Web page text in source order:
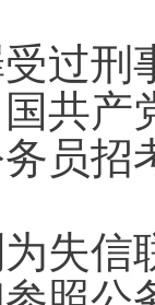
受过
国共
务员
为失